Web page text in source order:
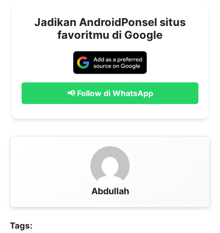
Jadikan AndroidPonsel situs
favoritmu di Google
📢 Follow di WhatsApp
Abdullah
Tags: